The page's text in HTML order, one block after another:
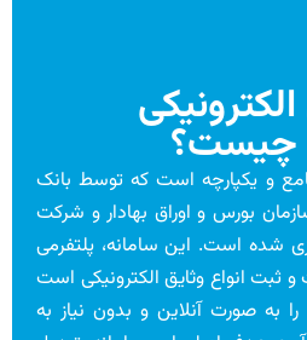
چیست؟
و یکپارچه است که توسط بانک
بورس و اوراق بهادار و شرکت
شده است. این سامانه، پلتفرمی
و ثبت انواع وثایق الکترونیکی است
به صورت آنلاین و بدون نیاز به